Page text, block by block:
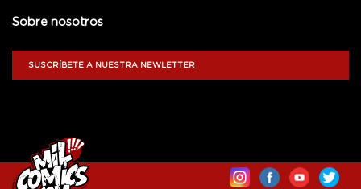
Sobre nosotros
SUSCRÍBETE A NUESTRA NEWLETTER